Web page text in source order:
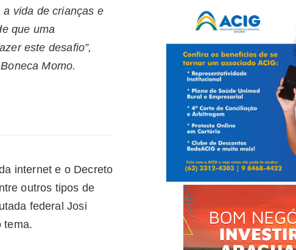
vida de crianças e
que uma
este desafio”,
Momo.
internet e o Decreto
outros tipos de
federal Josi
tema.